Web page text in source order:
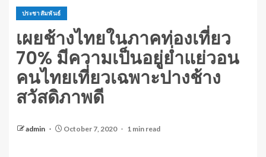
ประชาสัมพันธ์
เผยช้างไทยในภาคท่องเที่ยว
70% มีความเป็นอยู่ย่ำแย่วอน
คนไทยเที่ยวเฉพาะปางช้าง
สวัสดิภาพดี
admin October 7, 2020 1 min read